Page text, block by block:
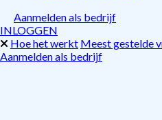
Aanmelden als bedrijf
INLOGGEN
Hoe het werkt Meest gestelde
Aanmelden als bedrijf